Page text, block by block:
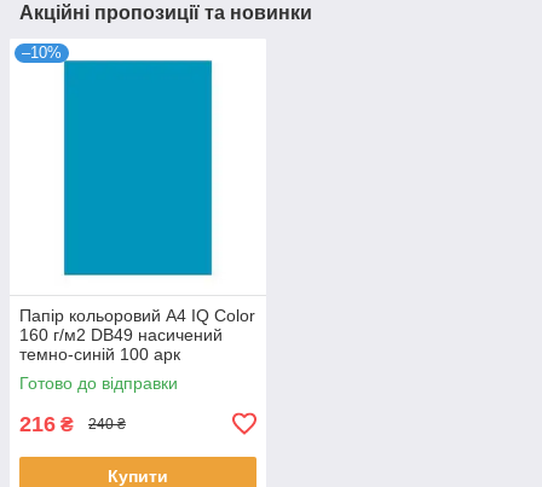
Акційні пропозиції та новинки
–10%
Папір кольоровий А4 IQ Color
160 г/м2 DB49 насичений
темно-синій 100 арк
Готово до відправки
216 ₴ 240 ₴
Купити